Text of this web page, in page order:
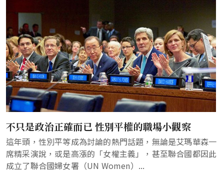
不只是政治正確而已 性別平權的職場小觀察
這年頭，性別平等成為討論的熱門話題，無論是艾瑪華森一
席精采演說，或是高漲的「女權主義」，甚至聯合國都因此
成立了聯合國婦女署（UN Women）...